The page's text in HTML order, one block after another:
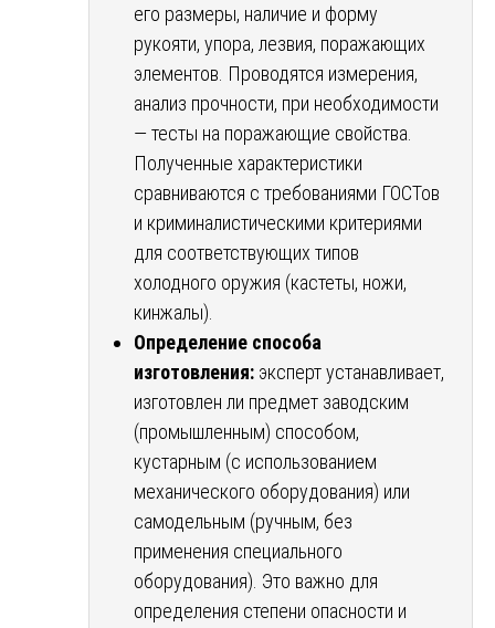
его размеры, наличие и форму
рукояти, упора, лезвия, поражающих
элементов. Проводятся измерения,
анализ прочности, при необходимости
— тесты на поражающие свойства.
Полученные характеристики
сравниваются с требованиями ГОСТов
и криминалистическими критериями
для соответствующих типов
холодного оружия (кастеты, ножи,
кинжалы).
Определение способа
изготовления: эксперт устанавливает,
изготовлен ли предмет заводским
(промышленным) способом,
кустарным (с использованием
механического оборудования) или
самодельным (ручным, без
применения специального
оборудования). Это важно для
определения степени опасности и